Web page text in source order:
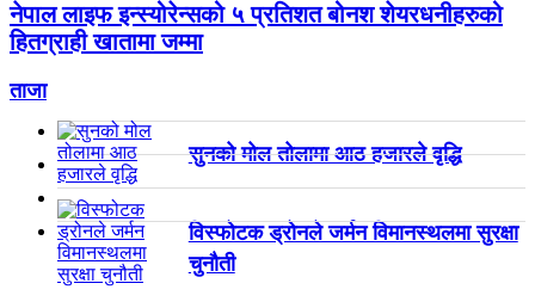
नेपाल लाइफ इन्स्योरेन्सको ५ प्रतिशत बोनश शेयरधनीहरुको
हितग्राही खातामा जम्मा
ताजा
सुनको मोल तोलामा आठ हजारले वृद्धि
विस्फोटक ड्रोनले जर्मन विमानस्थलमा सुरक्षा
चुनौती